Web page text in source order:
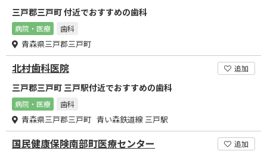
三戸郡三戸町 付近でおすすめの歯科
病院・医療 歯科
青森県三戸郡三戸町
北村歯科医院 追加
三戸郡三戸町 三戸駅付近でおすすめの歯科
病院・医療 歯科
青森県三戸郡三戸町 青い森鉄道線 三戸駅
国民健康保険南部町医療センター 追加